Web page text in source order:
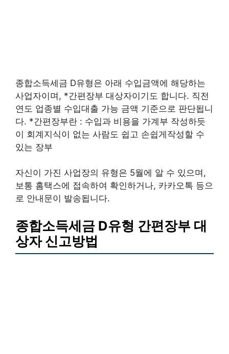
종합소득세금 D유형은 아래 수입금액에 해당하는
사업자이며, *간편장부 대상자이기도 합니다. 직전
연도 업종별 수입대출 가능 금액 기준으로 판단됩니
다. *간편장부란 : 수입과 비용을 가계부 작성하듯
이 회계지식이 없는 사람도 쉽고 손쉽게작성할 수
있는 장부
자신이 가진 사업장의 유형은 5월에 알 수 있으며,
보통 홈택스에 접속하여 확인하거나, 카카오톡 등으
로 안내문이 발송됩니다.
종합소득세금 D유형 간편장부 대
상자 신고방법